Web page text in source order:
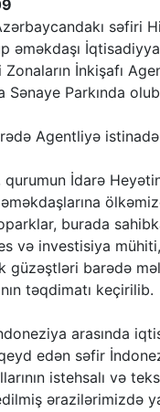
səfiri
əməkdaşı
Zonaların İnkişafı
Sənaye Parkında
Agentliyə
İdarə
burada
və investisiya
güzəştləri barədə
təqdimatı keçirilib.
arasında
edən səfir
istehsalı və
ərazilərimizdə